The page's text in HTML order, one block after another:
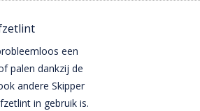
een
palen dankzij de
andere Skipper
in gebruik is.